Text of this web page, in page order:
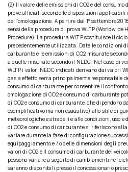
(2) Il valore delle emissioni di CO2 e del
prove ufficiali secondo le disposizioni applicabili
dell’omologazione. A partire dal 1° settembre
sensi della procedura di prova WLTP (Worldwide
Procedure). La procedura WLTP sostituisce il
precedentemente utilizzata. Date le condizioni
carburante e le emissioni di CO2 misurate
a quelle misurate secondo il NEDC. Nel caso di
WLTP, i valori NEDC indicati derivano dai valori
gas a effetto serra principalmente responsabile
consumo di carburante per consentire il
omologazione di CO2 e consumo di carburante
di CO2 e consumo di carburante, che
esemplificativo ma non esaustivo) allo stile di
meteorologiche e stradali e alle condizioni, uso
di CO2 e consumo di carburante si riferiscono
variare durante la fase di configurazione
equipaggiamento e / o delle dimensioni degli
valori di CO2 e il consumo di carburante del
possono variare a seguito di cambiamenti nel
saranno disponibili presso il concessionario